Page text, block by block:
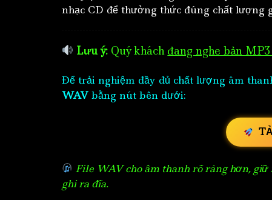
nhạc CD để thưởng thức đúng chất lượng
Lưu ý: Quý khách đang nghe bản
Để trải nghiệm đầy đủ chất lượng âm
WAV bằng nút bên dưới:
File WAV cho âm thanh rõ ràng hơn, giữ
ghi ra đĩa.